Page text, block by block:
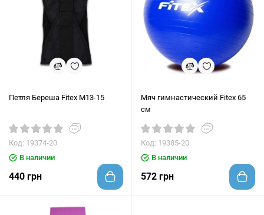
Петля Береша Fitex M13-15
Код: 19374-20
В наличии
440 грн
Мяч гимнастический Fitex 65
см
Код: 19385-20
В наличии
572 грн